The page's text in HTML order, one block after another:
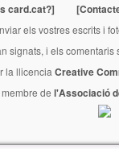
card.cat?]
els vostres escrits i
signats, i els
la llicencia Creative
de l'Associació